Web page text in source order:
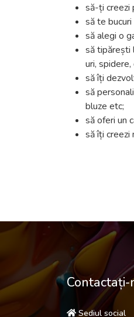
să-ți creezi
să te
să alegi o
să tipărești
uri,
să îți
să
bluze etc;
să oferi un
să îți creezi
Contactați-
Sediul social